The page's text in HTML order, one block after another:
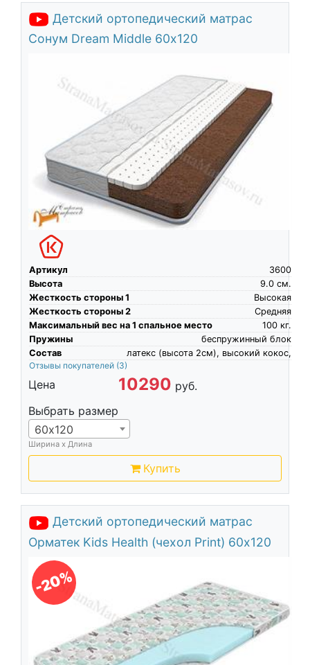
Детский ортопедический матрас
Сонум Dream Middle 60х120
Артикул
3600
Высота
см.
9.0
Жесткость стороны 1
Высокая
Жесткость стороны 2
Средняя
Максимальный вес на 1 спальное место
кг.
100
Пружины
беспружинный блок
Состав
латекс (высота 2см), высокий кокос,
Отзывы покупателей (3)
Цена 10290 руб.
Выбрать размер
60х120
Ширина х Длина
Купить
Детский ортопедический матрас
Орматек Kids Health (чехол Print) 60х120
-20%